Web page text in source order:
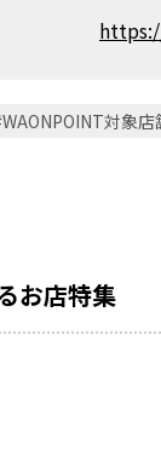
対象店
お店特集